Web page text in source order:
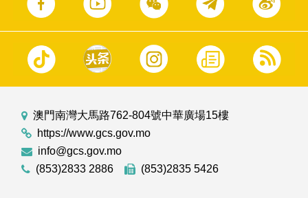
澳門南灣大馬路762-804號中華廣場15樓
https://www.gcs.gov.mo
info@gcs.gov.mo
(853)2833 2886
(853)2835 5426